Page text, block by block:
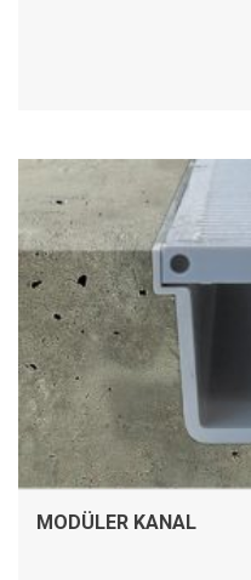
MODÜLER KANAL